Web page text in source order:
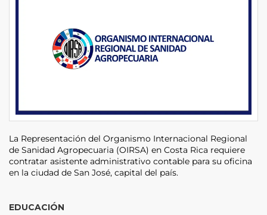
La Representación del Organismo Internacional Regional
de Sanidad Agropecuaria (OIRSA) en Costa Rica requiere
contratar asistente administrativo contable para su oficina
en la ciudad de San José, capital del país.
EDUCACIÓN